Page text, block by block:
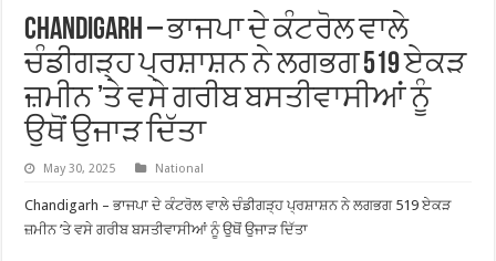
Chandigarh – ਭਾਜਪਾ ਦੇ ਕੰਟਰੋਲ ਵਾਲੇ
ਚੰਡੀਗੜ੍ਹ ਪ੍ਰਸ਼ਾਸ਼ਨ ਨੇ ਲਗਭਗ 519 ਏਕੜ
ਜ਼ਮੀਨ ’ਤੇ ਵਸੇ ਗਰੀਬ ਬਸਤੀਵਾਸੀਆਂ ਨੂੰ
ਉਥੋਂ ਉਜਾੜ ਦਿੱਤਾ
May 30, 2025 National
Chandigarh – ਭਾਜਪਾ ਦੇ ਕੰਟਰੋਲ ਵਾਲੇ ਚੰਡੀਗੜ੍ਹ ਪ੍ਰਸ਼ਾਸ਼ਨ ਨੇ ਲਗਭਗ 519 ਏਕੜ
ਜ਼ਮੀਨ ’ਤੇ ਵਸੇ ਗਰੀਬ ਬਸਤੀਵਾਸੀਆਂ ਨੂੰ ਉਥੋਂ ਉਜਾੜ ਦਿੱਤਾ